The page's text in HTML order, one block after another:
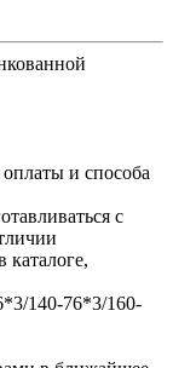
и способа
с
каталоге,
140-76*3/160-